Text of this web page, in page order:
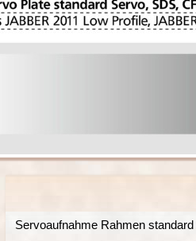
Servoaufnahme Rahmen